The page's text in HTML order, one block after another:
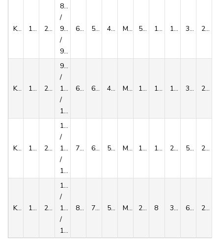
KLPP125 125 215
85
/
90
/
95
60.4 54 42 M10x40 59 12 13750/16250/18750 324/361/395 253
KLPP140 140 230
95
/
100
/
105
68.4 60.5 46 M12x45 100 10 18875/22000/25125 397/440/479 251
KLPP155 155 265
105
/
110
/
115
72 64.5 50 M12x50 100 12 27500/31250/35000 524/568/609 250
KLPP165 165 290
115
/
120
/
125
81 71 56 M16x55 250 8 38750/43750/48750 674/729/780 263